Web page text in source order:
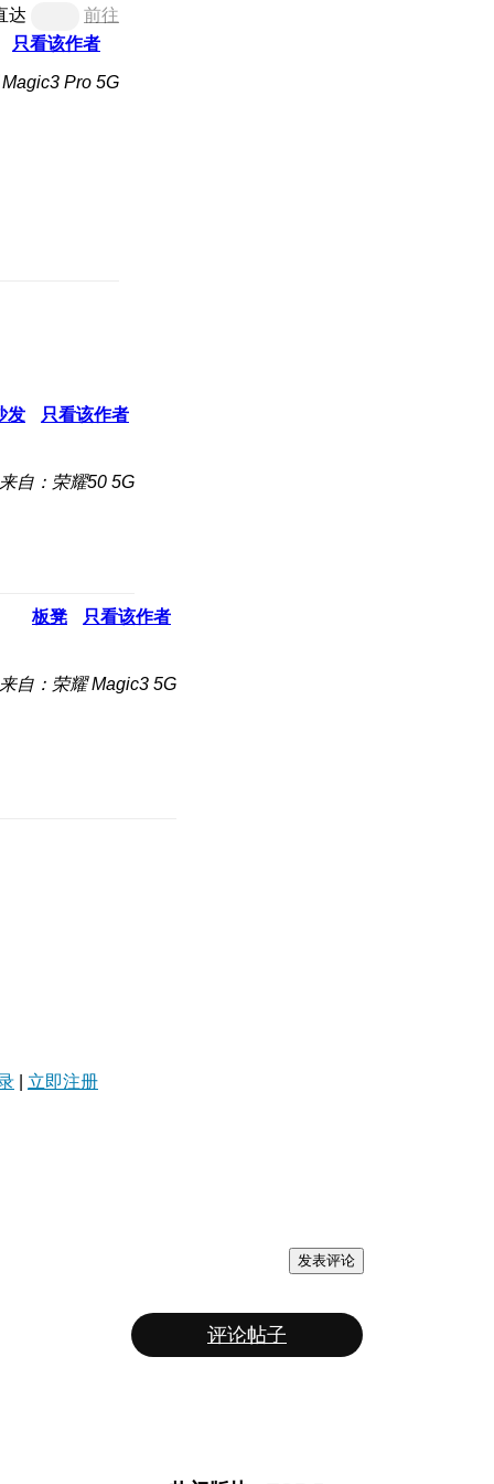
达
前往
只看该作者
Pro 5G
发 只看该作者
来自：荣耀50 5G
板凳 只看该作者
来自：荣耀 Magic3 5G
立即注册
发表评论
评论帖子